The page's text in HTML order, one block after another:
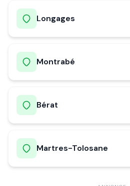
Longages
Montrabé
Bérat
Martres-Tolosane